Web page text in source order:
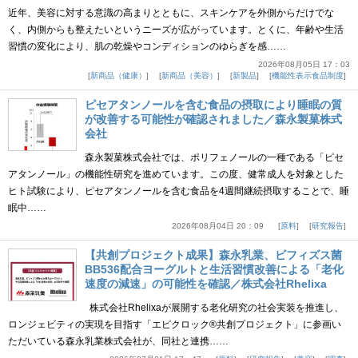
近年、美容に対する意識の高まりとともに、スキンケアを外側からだけでな
く、内側からも整えたいというニーズが広がっています。とくに、年齢や生活
習慣の変化により、肌の乾燥やコンディションのゆらぎを感……
2026年08月05日 17：03
新商品（健康）
新商品（美容） 新製品 機能性表示食品制度
ピセアタンノールを含む食品の摂取により睡眠の質
が改善する可能性が確認されました／森永製菓株式
会社
森永製菓株式会社では、ポリフェノールの一種である「ピセ
アタンノール」の機能性研究を進めています。この度、健常成人を対象とした
ヒト試験により、ピセアタンノールを含む食品を4週間継続摂取することで、睡
眠中……
2026年08月04日 20：09 原料 研究報告
【共創プロジェクト成果】森永乳業、ビフィズス菌
BB536配合ヨーグルトと生活習慣改善による「老化
速度の減速」の可能性を確認／株式会社Rhelixa
株式会社Rhelixaが展開する老化研究の社会実装を推進し、
ロンジェビティの実現を目指す「エピクロック®共創プロジェクト」に参画い
ただいている森永乳業株式会社が、同社と連携……